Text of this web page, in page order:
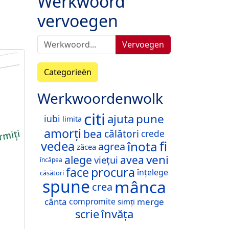
vervoegen
Vervoegen
Categorieën
Werkwoordenwolk
iubi limita citi ajuta pune
amorți bea călători crede
vedea zăcea agreaînotafi
încăpea alege viețui avea veni
căsători face procura înțelege
spune crea mânca
cânta compromite simți merge
scrieînvăța